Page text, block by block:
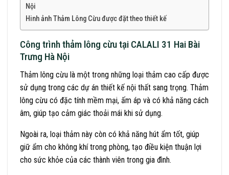
Nội
Hinh ảnh Thảm Lông Cừu được đặt theo thiết kế
Công trình thảm lông cừu tại CALALI 31 Hai Bài
Trưng Hà Nội
Thảm lông cừu là một trong những loại thảm cao cấp được
sử dụng trong các dự án thiết kế nội thất sang trọng. Thảm
lông cừu có đặc tính mềm mại, ấm áp và có khả năng cách
âm, giúp tạo cảm giác thoải mái khi sử dụng.
Ngoài ra, loại thảm này còn có khả năng hút ẩm tốt, giúp
giữ ẩm cho không khí trong phòng, tạo điều kiện thuận lợi
cho sức khỏe của các thành viên trong gia đình.